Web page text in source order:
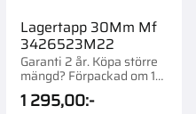
Lagertapp 30Mm Mf
3426523M22
Garanti 2 år. Köpa större
mängd? Förpackad om 1
st.
1 295,00:-